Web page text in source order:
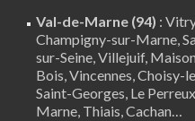
Val-de-Marne (94) :
Champigny-sur-Marne,
sur-Seine, Villejuif,
Bois,Vincennes, Choisy-
Saint-Georges, Le
Marne, Thiais, Cachan…